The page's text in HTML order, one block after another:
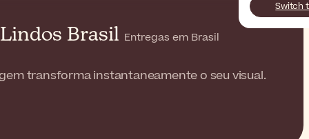
Switch
Brasil Entregas em Brasil
transforma instantaneamente o seu visual.